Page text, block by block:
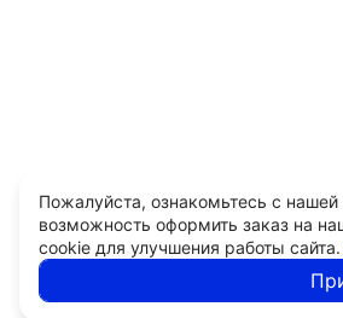
Пожалуйста, ознакомьтесь с
возможность оформить заказ на
cookie для улучшения работы сайта.